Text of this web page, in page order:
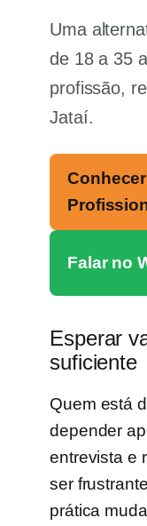
Uma
de 18 a 35
profissão,
Jataí.
Falar no
Esperar
suficiente
Quem está
depender
entrevista e
ser
prática